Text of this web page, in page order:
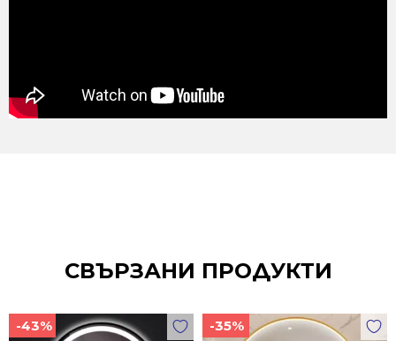
СВЪРЗАНИ ПРОДУКТИ
-43% -35%